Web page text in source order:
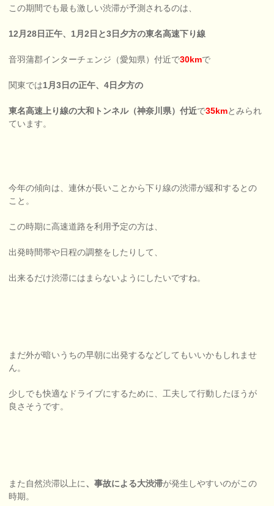
この期間でも最も激しい渋滞が予測されるのは、
12月28日正午、1月2日と3日夕方の東名高速下り線
音羽蒲郡インターチェンジ（愛知県）付近で30kmで
関東では1月3日の正午、4日夕方の
東名高速上り線の大和トンネル（神奈川県）付近で35kmとみられ
ています。
今年の傾向は、連休が長いことから下り線の渋滞が緩和するとの
こと。
この時期に高速道路を利用予定の方は、
出発時間帯や日程の調整をしたりして、
出来るだけ渋滞にはまらないようにしたいですね。
まだ外が暗いうちの早朝に出発するなどしてもいいかもしれませ
ん。
少しでも快適なドライブにするために、工夫して行動したほうが
良さそうです。
また自然渋滞以上に、事故による大渋滞が発生しやすいのがこの
時期。